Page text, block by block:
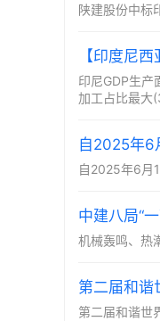
陕建股份中标
【印度尼
印尼GDP生产
加工占比最大
自2025年6月
中建八局“
机械轰鸣、热
第二届和谐
第二届和谐世